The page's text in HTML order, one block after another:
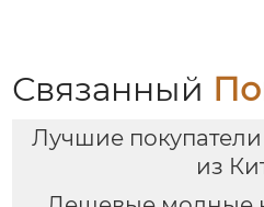
Связанный
Лучшие
из